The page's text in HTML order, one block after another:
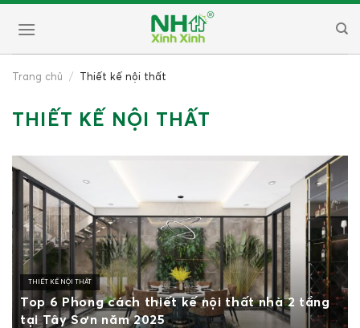
Trang chủ / Thiết kế nội thất
THIẾT KẾ NỘI THẤT
THIẾT KẾ NỘI THẤT
Top 6 Phong cách thiết kế nội thất nhà 2 tầng
tại Tây Sơn năm 2025